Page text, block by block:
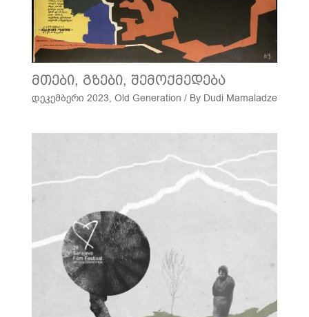
მთები, გზები, შემოქმედება
დეკემბერი 2023, Old Generation / By Dudi Mamaladze